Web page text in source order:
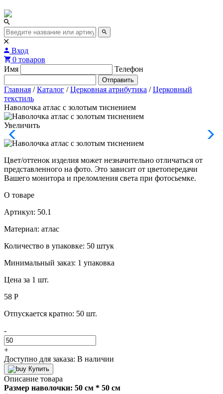
Вход
0 товаров
Имя
Телефон
Отправить
Главная / Каталог / Церковная атрибутика / Церковный
текстиль
Наволочка атлас с золотым тиснением
Увеличить
Цвет/оттенок изделия может незначительно отличаться от
представленного на фото. Это зависит от цветопередачи
Вашего монитора и преломления света при фотосьемке.
О товаре
Артикул: 50.1
Материал: атлас
Количество в упаковке: 50 штук
Минимальный заказ: 1 упаковка
Цена за 1 шт.
58 Р
Отпускается кратно: 50 шт.
-
+
Доступно для заказа: В наличии
Купить
Описание товара
Размер наволочки: 50 см * 50 см